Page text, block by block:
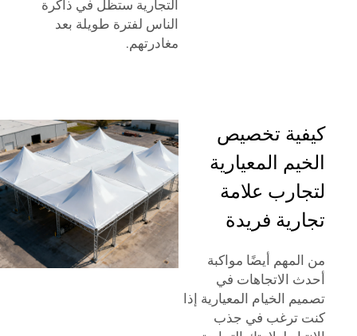
التجارية ستظل في ذاكرة
الناس لفترة طويلة بعد
مغادرتهم.
كيفية تخصيص
الخيم المعيارية
لتجارب علامة
تجارية فريدة
من المهم أيضًا مواكبة
أحدث الاتجاهات في
تصميم الخيام المعيارية إذا
كنت ترغب في جذب